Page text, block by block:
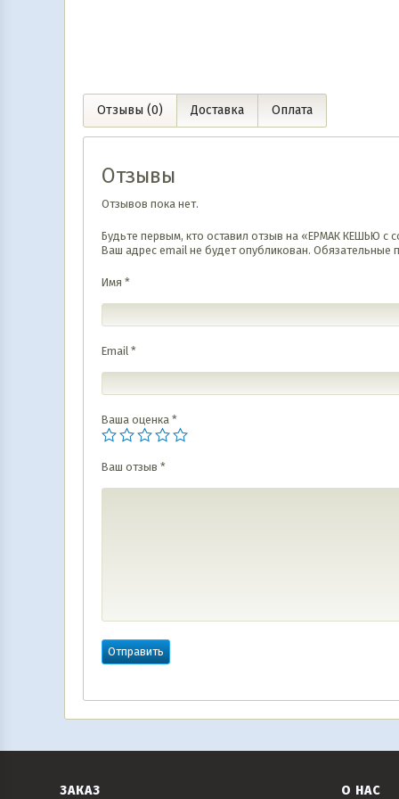
Отзывы (0) Доставка Оплата
Отзывы
Отзывов пока нет.
Будьте первым, кто оставил отзыв на «ЕРМАК КЕШЬЮ с
Ваш адрес email не будет опубликован. Обязательные
Имя *
Email *
Ваша оценка *
Ваш отзыв *
ЗАКАЗ О НАС